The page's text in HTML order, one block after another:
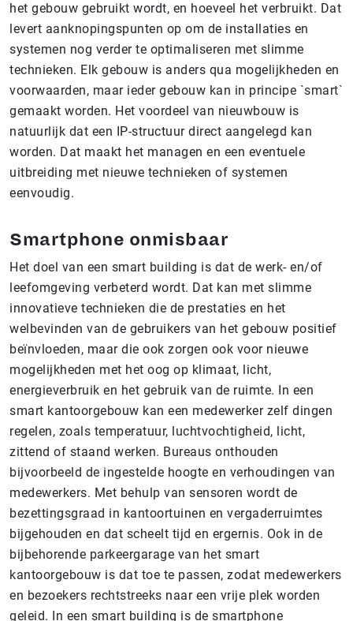
het gebouw gebruikt wordt, en hoeveel het verbruikt. Dat
levert aanknopingspunten op om de installaties en
systemen nog verder te optimaliseren met slimme
technieken. Elk gebouw is anders qua mogelijkheden en
voorwaarden, maar ieder gebouw kan in principe `smart`
gemaakt worden. Het voordeel van nieuwbouw is
natuurlijk dat een IP-structuur direct aangelegd kan
worden. Dat maakt het managen en een eventuele
uitbreiding met nieuwe technieken of systemen
eenvoudig.
Smartphone onmisbaar
Het doel van een smart building is dat de werk- en/of
leefomgeving verbeterd wordt. Dat kan met slimme
innovatieve technieken die de prestaties en het
welbevinden van de gebruikers van het gebouw positief
beïnvloeden, maar die ook zorgen ook voor nieuwe
mogelijkheden met het oog op klimaat, licht,
energieverbruik en het gebruik van de ruimte. In een
smart kantoorgebouw kan een medewerker zelf dingen
regelen, zoals temperatuur, luchtvochtigheid, licht,
zittend of staand werken. Bureaus onthouden
bijvoorbeeld de ingestelde hoogte en verhoudingen van
medewerkers. Met behulp van sensoren wordt de
bezettingsgraad in kantoortuinen en vergaderruimtes
bijgehouden en dat scheelt tijd en ergernis. Ook in de
bijbehorende parkeergarage van het smart
kantoorgebouw is dat toe te passen, zodat medewerkers
en bezoekers rechtstreeks naar een vrije plek worden
geleid. In een smart building is de smartphone